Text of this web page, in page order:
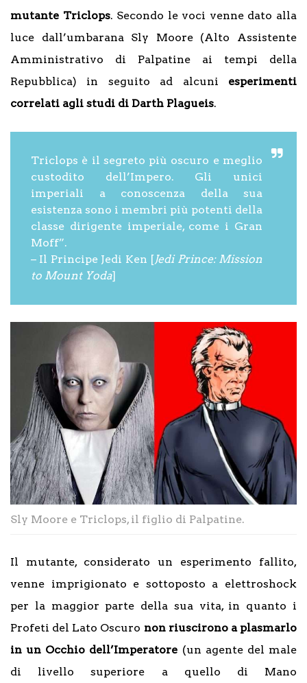
mutante Triclops. Secondo le voci venne dato alla
luce dall’umbarana Sly Moore (Alto Assistente
Amministrativo di Palpatine ai tempi della
Repubblica) in seguito ad alcuni esperimenti
correlati agli studi di Darth Plagueis.
Triclops è il segreto più oscuro e meglio
custodito dell’Impero. Gli unici
imperiali a conoscenza della sua
esistenza sono i membri più potenti della
classe dirigente imperiale, come i Gran
Moff”.
– Il Principe Jedi Ken [Jedi Prince: Mission
to Mount Yoda]
Sly Moore e Triclops, il figlio di Palpatine.
Il mutante, considerato un esperimento fallito,
venne imprigionato e sottoposto a elettroshock
per la maggior parte della sua vita, in quanto i
Profeti del Lato Oscuro non riuscirono a plasmarlo
in un Occhio dell’Imperatore (un agente del male
di livello superiore a quello di Mano